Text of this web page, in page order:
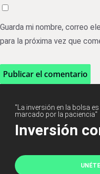
Guarda mi nombre, correo
para la próxima vez que
"La inversión en la bolsa
marcado por la paciencia"
Inversión